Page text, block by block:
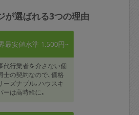
が選ばれる3つの理由
最安値水準 1,500円~
代行業者を介さない個
士の契約なので､価格
ーズナブル｡ハウスキ
ーは高時給に｡